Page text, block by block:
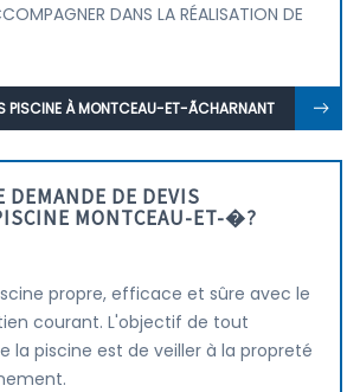
DANS LA RÉALISATION DE
PISCINE À MONTCEAU-ET-ÃCHARNANT
DEMANDE DE DEVIS
MONTCEAU-ET-�?
propre, efficace et sûre avec le
courant. L'objectif de tout
la piscine est de veiller à la propreté